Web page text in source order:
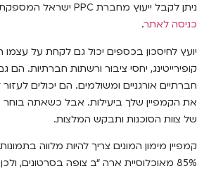
ניתן לקבל ייעוץ מחברת PPC ישראל המספקת שירותי קידום ממומן בגוגל.
כניסה לאתר.
יועץ לחיסכון בכספים יכול גם לקחת על
קופירייטינג, יחסי ציבור ורשתות חברתיות. הם
חברתיים אורגניים ומשולמים. הם יכולים
את הקמפיין שלך ביעילות. אבל כשאתה בוחר
של צוות הסוכנות ותבקש המלצות.
קמפיין מימון המונים צריך להיות מלווה
85% מאוכלוסיית ארה “ב צופה בסרטונים,